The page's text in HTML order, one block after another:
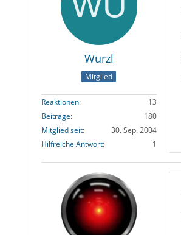
Wurzl
Mitglied
Reaktionen
13
Beiträge
180
Mitglied seit
30. Sep. 2004
Hilfreiche Antwort
1